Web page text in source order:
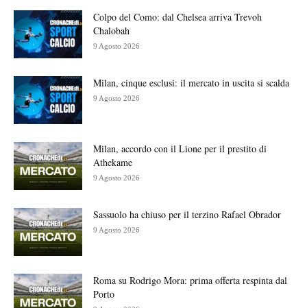
Colpo del Como: dal Chelsea arriva Trevoh
Chalobah
9 Agosto 2026
Milan, cinque esclusi: il mercato in uscita si scalda
9 Agosto 2026
Milan, accordo con il Lione per il prestito di
Athekame
9 Agosto 2026
Sassuolo ha chiuso per il terzino Rafael Obrador
9 Agosto 2026
Roma su Rodrigo Mora: prima offerta respinta dal
Porto